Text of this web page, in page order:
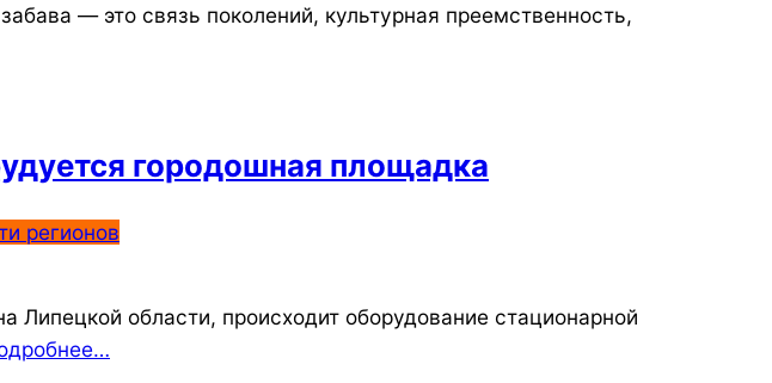
— это связь поколений, культурная преемственность,
городошная площадка
регионов
области, происходит оборудование стационарной